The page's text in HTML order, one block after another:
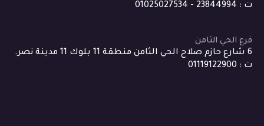
ت : 23844994 - 01025027534
فرع الحي الثامن
6 شارع حازم صلاح الحي الثامن منطقة 11 بلوك 11 مدينة نصر.
ت : 01119122900